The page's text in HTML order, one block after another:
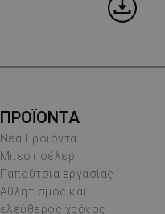
ΠΡΟΪΌΝΤΑ
Νέα Προϊόντα
Μπεστ σέλερ
Παπούτσια εργασίας
Αθλητισμός και
ελεύθερος χρόνος